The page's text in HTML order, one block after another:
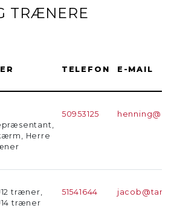
TRÆNERE
TELEFON E-MAIL
Herre
50953125
træner,
træner
51541644